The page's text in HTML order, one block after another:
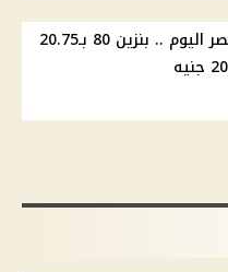
أسعار الوقود في مصر اليوم .. بنزين 80 بـ20.75